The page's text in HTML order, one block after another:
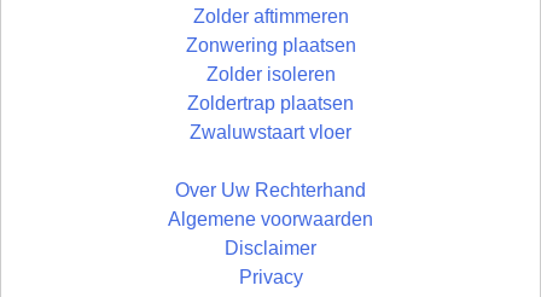
Zolder aftimmeren
Zonwering plaatsen
Zolder isoleren
Zoldertrap plaatsen
Zwaluwstaart vloer
Over Uw Rechterhand
Algemene voorwaarden
Disclaimer
Privacy